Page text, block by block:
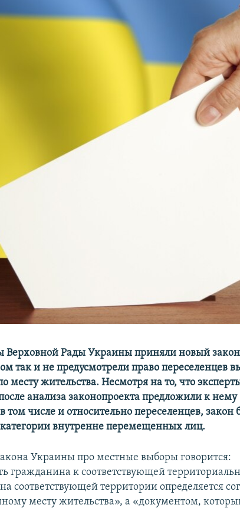
Верховной Рады Украины приняли новый
так и не предусмотрели право переселенцев
месту жительства. Несмотря на то, что
анализа законопроекта предложили к нему
том числе и относительно переселенцев, закон
категории внутренне перемещенных лиц.
Украины про местные выборы говорится:
гражданина к соответствующей
соответствующей территории определяется
месту жительства», а «документом,